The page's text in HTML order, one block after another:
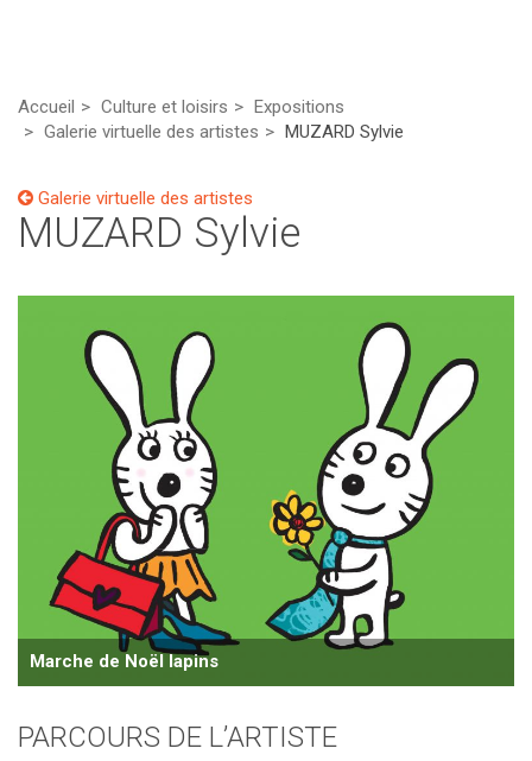
Accueil Culture et loisirs
Expositions
Galerie virtuelle des artistes
MUZARD Sylvie
Galerie virtuelle des artistes
MUZARD Sylvie
Marche de Noël lapins
PARCOURS DE L’ARTISTE